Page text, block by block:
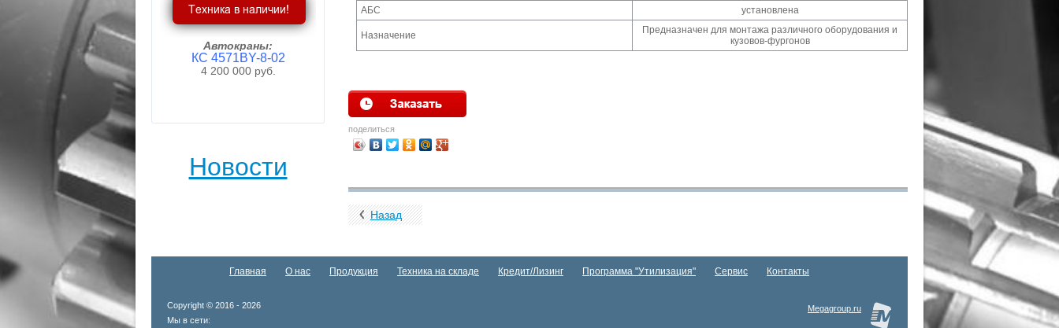
Автокраны:
КС 4571BY-8-02
4 200 000 руб.
Новости
АБС
установлена
Назначение
Предназначен для монтажа различного оборудования и
кузовов-фургонов
поделиться
Назад
Главная О нас Продукция Техника на складе Кредит/Лизинг Программа "Утилизация" Сервис Контакты
Megagroup.ru
Copyright © 2016 - 2026
Мы в сети: